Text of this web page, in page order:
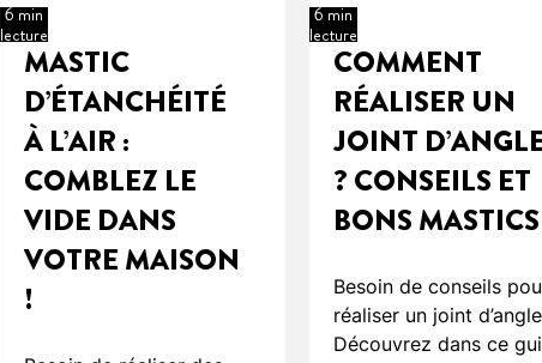
6 min
lecture
MASTIC
D’ÉTANCHÉITÉ
À L’AIR :
COMBLEZ LE
VIDE DANS
VOTRE MAISON
!
6 min
lecture
COMMENT
RÉALISER UN
JOINT
? CONSEILS ET
BONS MASTICS
Besoin de conseils
réaliser un joint
Découvrez dans ce